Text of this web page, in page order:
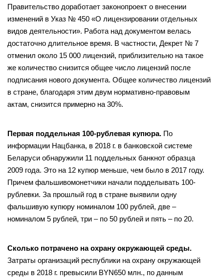
Правительство доработает законопроект о внесении
изменений в Указ № 450 «О лицензировании отдельных
видов деятельности». Работа над документом велась
достаточно длительное время. В частности, Декрет № 7
отменил около 15 000 лицензий, приблизительно на такое
же количество снизится общее число лицензий после
подписания нового документа. Общее количество лицензий
в стране, благодаря этим двум нормативно-правовым
актам, снизится примерно на 30%.
Первая поддельная 100-рублевая купюра. По
информации Нацбанка, в 2018 г. в банковской системе
Беларуси обнаружили 11 поддельных банкнот образца
2009 года. Это на 12 купюр меньше, чем было в 2017 году.
Причем фальшивомонетчики начали подделывать 100-
рублевки. За прошлый год в стране выявили одну
фальшивую купюру номиналом 100 рублей, две –
номиналом 5 рублей, три – по 50 рублей и пять – по 20.
Сколько потрачено на охрану окружающей среды.
Затраты организаций республики на охрану окружающей
среды в 2018 г. превысили BYN650 млн., по данным